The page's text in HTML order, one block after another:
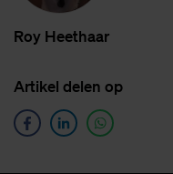
Roy Heet­haar
Ar­ti­kel de­len op